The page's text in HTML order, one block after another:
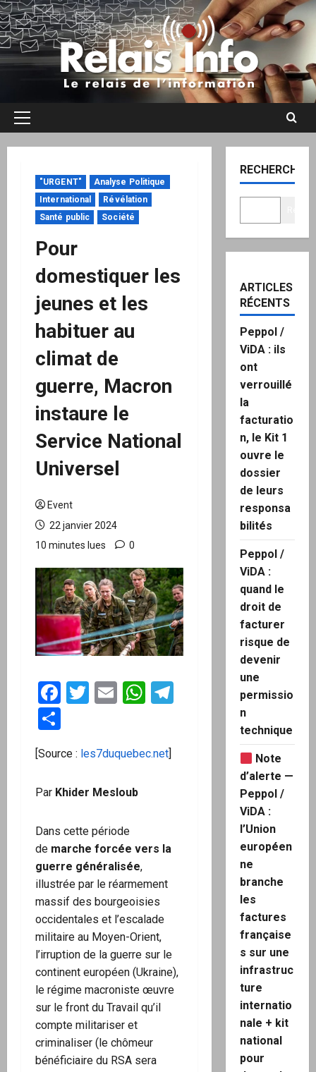
Aller
au
contenu
Menu
"URGENT"
Analyse Politique
International
Révélation
Santé public
Société
Pour
domestiquer les
jeunes et les
habituer au
climat de
guerre, Macron
instaure le
Service National
Universel
Event
22 janvier 2024
10 minutes lues
0
Facebook
Twitter
EmailWhatsApp
Telegram
[Source : les7duquebec.net
Par Khider Mesloub
Dans cette période
de marche forcée vers la
guerre généralisée,
illustrée par le réarmement
massif des bourgeoisies
occidentales et l’escalade
militaire au Moyen-Orient,
l’irruption de la guerre sur le
continent européen (Ukraine),
le régime macroniste œuvre
sur le front du Travail qu’il
compte militariser et
criminaliser (le chômeur
bénéficiaire du RSA sera
RECHERCHER
ARTICLES
RÉCENTS
Peppol /
ViDA : ils
ont
verrouillé
la
facturatio
n, le Kit 1
ouvre le
dossier
de leurs
responsa
bilités
Peppol /
ViDA :
quand le
droit de
facturer
risque de
devenir
une
permissio
n
technique
Note
d’alerte —
Peppol /
ViDA :
l’Union
européen
ne
branche
les
factures
française
s sur une
infrastruc
ture
internatio
nale + kit
national
pour